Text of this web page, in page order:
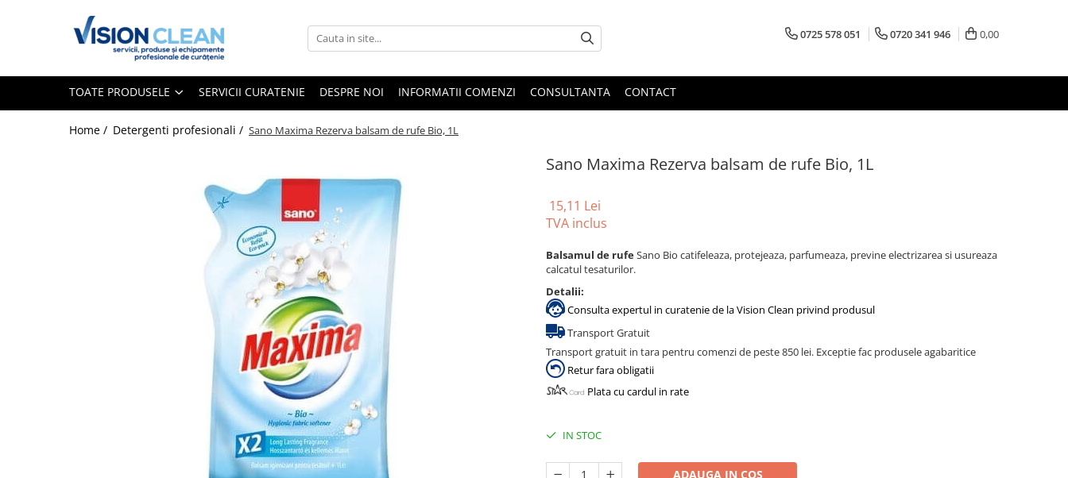
Aspiratoare si masini curatenie
0725 578 051 0720 341 946 0,00
TOATE PRODUSELE SERVICII CURATENIE DESPRE NOI INFORMATII COMENZI CONSULTANTA CONTACT
Home / Detergenti profesionali / Sano Maxima Rezerva balsam de rufe Bio, 1L
Sano Maxima Rezerva balsam de rufe Bio, 1L
15,11 Lei
TVA inclus
Balsamul de rufeSano Bio catifeleaza, protejeaza, parfumeaza, previne electrizarea si usureaza
calcatul tesaturilor.
Detalii:
Consulta expertul in curatenie de la Vision Clean privind produsul
Transport Gratuit
Transport gratuit in tara pentru comenzi de peste 850 lei. Exceptie fac produsele agabaritice
Retur fara obligatii
Plata cu cardul in rate
IN STOC
ADAUGA IN COS